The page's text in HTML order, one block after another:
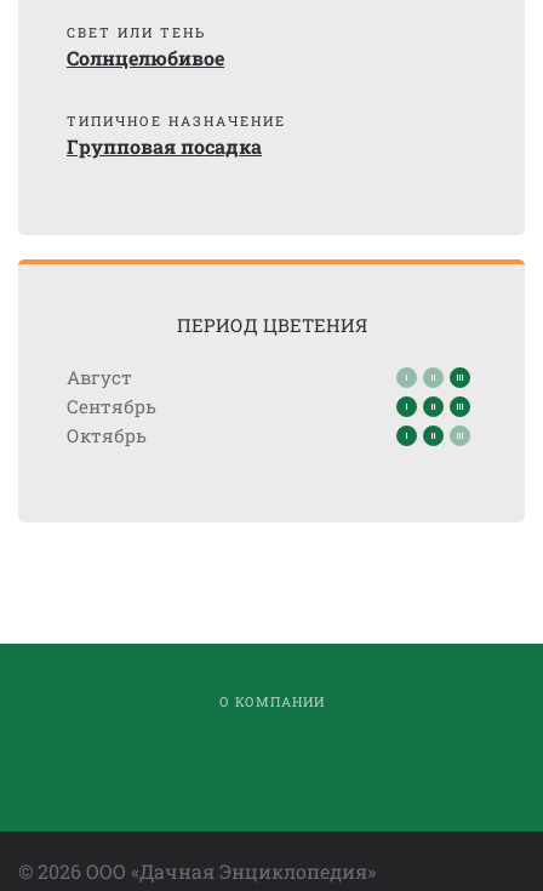
СВЕТ ИЛИ ТЕНЬ
Солнцелюбивое
ТИПИЧНОЕ НАЗНАЧЕНИЕ
Групповая посадка
ПЕРИОД ЦВЕТЕНИЯ
Август
Сентябрь
Октябрь
О КОМПАНИИ
©2026 ООО «Дачная Энциклопедия»